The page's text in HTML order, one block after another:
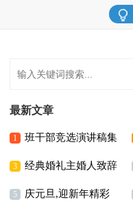
最新文章
1 班干部竞选演讲稿集
合15篇
3 经典婚礼主婚人致辞
5 庆元旦,迎新年精彩